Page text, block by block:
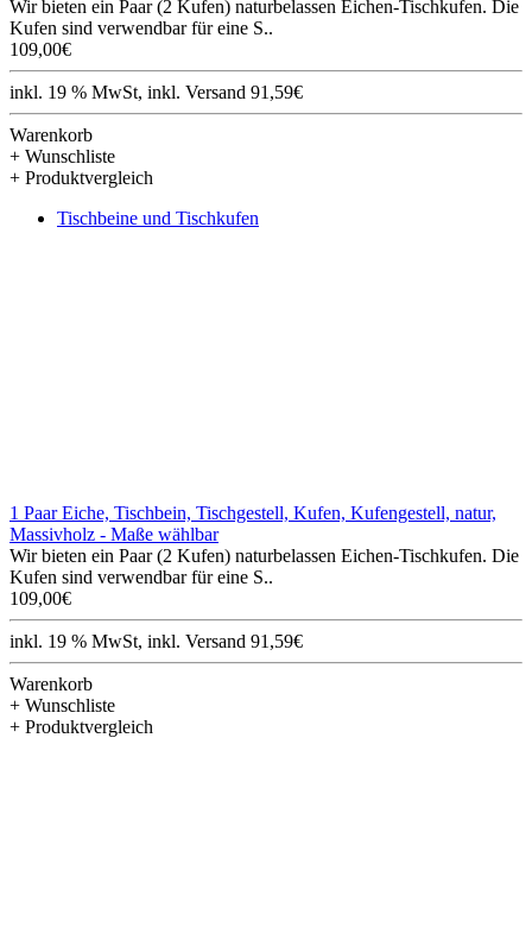
Wir bieten ein Paar (2 Kufen) naturbelassen Eichen-Tischkufen. Die
Kufen sind verwendbar für eine S..
109,00€
inkl. 19 % MwSt, inkl. Versand 91,59€
Warenkorb
+ Wunschliste
+ Produktvergleich
Tischbeine und Tischkufen
1 Paar Eiche, Tischbein, Tischgestell, Kufen, Kufengestell, natur,
Massivholz - Maße wählbar
Wir bieten ein Paar (2 Kufen) naturbelassen Eichen-Tischkufen. Die
Kufen sind verwendbar für eine S..
109,00€
inkl. 19 % MwSt, inkl. Versand 91,59€
Warenkorb
+ Wunschliste
+ Produktvergleich